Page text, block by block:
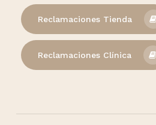
Reclamaciones Tienda
Reclamaciones Clínica